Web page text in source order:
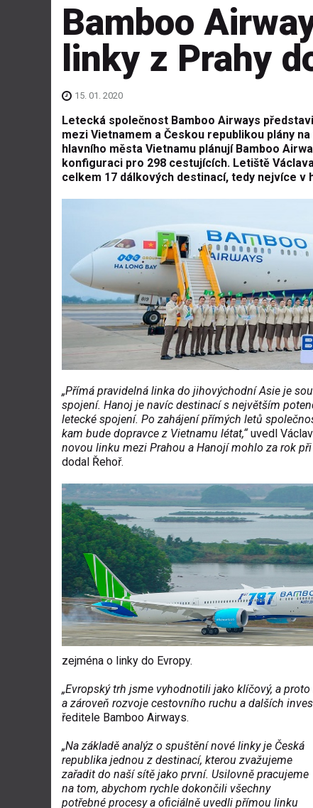
Bamboo
linky z Prahy
15. 01. 2020
Letecká společnost Bamboo Airways
mezi Vietnamem a Českou republikou plány
hlavního města Vietnamu plánují Bamboo
konfiguraci pro 298 cestujících. Letiště
celkem 17 dálkových destinací, tedy nejvíce v
„Přímá pravidelná linka do jihovýchodní Asie je
spojení. Hanoj je navíc destinací s největším
letecké spojení. Po zahájení přímých letů
kam bude dopravce z Vietnamu létat,“uvedl
novou linku mezi Prahou a Hanojí mohlo za rok
dodal Řehoř.
zejména o linky do Evropy.
„Evropský trh jsme vyhodnotili jako klíčový, a
a zároveň rozvoje cestovního ruchu a dalších
ředitele Bamboo Airways.
„Na základě analýz o spuštění nové linky je Česká
republika jednou z destinací, kterou zvažujeme
zařadit do naší sítě jako první. Usilovně pracujeme
na tom, abychom rychle dokončili všechny
potřebné procesy a oficiálně uvedli přímou linku